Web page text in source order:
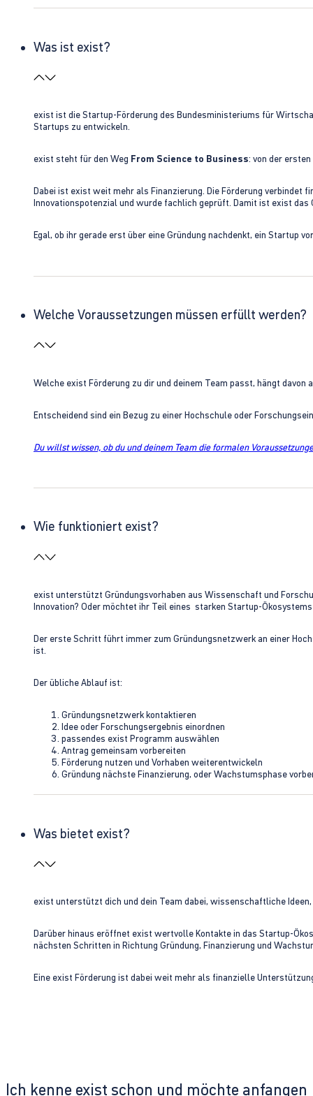
Was ist exist?
exist ist die Startup-Förderung des Bundesministeriums für
Startups zu entwickeln.
exist steht für den Weg From Science to Business: von der
Dabei ist exist weit mehr als Finanzierung. Die Förderung verbindet
Innovationspotenzial und wurde fachlich geprüft. Damit ist exist
Egal, ob ihr gerade erst über eine Gründung nachdenkt, ein Startup
Welche Voraussetzungen müssen erfüllt werden?
Welche exist Förderung zu dir und deinem Team passt, hängt
Entscheidend sind ein Bezug zu einer Hochschule oder
Du willst wissen, ob du und deinem Team die formalen
Wie funktioniert exist?
exist unterstützt Gründungsvorhaben aus Wissenschaft und
Innovation? Oder möchtet ihr Teil eines starken Startup-
Der erste Schritt führt immer zum Gründungsnetzwerk an einer
ist.
Der übliche Ablauf ist:
Gründungsnetzwerk kontaktieren
Idee oder Forschungsergebnis einordnen
passendes exist Programm auswählen
Antrag gemeinsam vorbereiten
Förderung nutzen und Vorhaben weiterentwickeln
Gründung nächste Finanzierung, oder Wachstumsphase
Was bietet exist?
exist unterstützt dich und dein Team dabei, wissenschaftliche
Darüber hinaus eröffnet exist wertvolle Kontakte in das Startup-
nächsten Schritten in Richtung Gründung, Finanzierung und
Eine exist Förderung ist dabei weit mehr als finanzielle
Ich kenne exist schon und möchte anfangen